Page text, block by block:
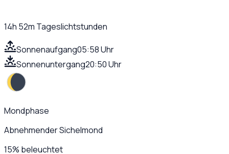
14h 52m Tageslichtstunden
Sonnenaufgang05:58 Uhr
Sonnenuntergang20:50 Uhr
Mondphase
Abnehmender Sichelmond
15% beleuchtet